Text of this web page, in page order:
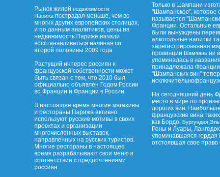
Рынок жилой недвижимости
Парижа пострадал меньше, чем во
многих других европейских столицах,
и по данным аналитиков, цены на
недвижимость Париже начали
восстанавливаться начиная со
второй половины 2009 года.
Растущий интерес россиян к
французской собственности может
быть связан с тем, что 2010 был
официально объявлен Годом России
во Франции и Франции в России.
В настоящее время многие магазины
и рестораны Парижа активно
используют русские мотивы в своих
проектах и организации
многочисленных выставок,
направленных на русских туристов.
Многие рестораны в настоящее
время разрабатывают свои меню в
соответствии с предпочтениями
россиян.
Только в Шампани
"Шампанское", которое
называется
Франции. Остальные
были вынуждены
алкогольные напитки
зарегистрированная
провинции Шампань ни
упоминалась в
принадлежала
"Шампанских вин"
На сегодняшний день
место в мире по
дорогих вин.
французские вина
как Бордо, Бургундия,
Роны и Луары,
упоминавшаяся
отстоявшая свое право